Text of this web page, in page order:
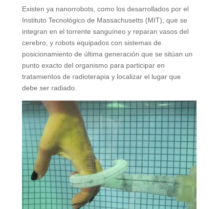
Existen ya nanorrobots, como los desarrollados por el
Instituto Tecnológico de Massachusetts (MIT), que se
integran en el torrente sanguíneo y reparan vasos del
cerebro, y robots equipados con sistemas de
posicionamiento de última generación que se sitúan un
punto exacto del organismo para participar en
tratamientos de radioterapia y localizar el lugar que
debe ser radiado.